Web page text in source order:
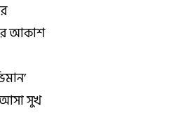
আকাশ
আসা সুখ